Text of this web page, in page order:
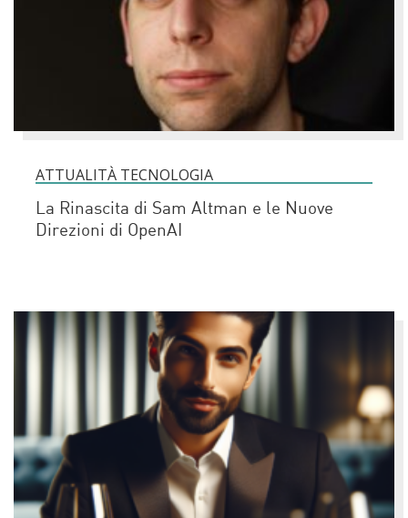
ATTUALITÀ TECNOLOGIA
La Rinascita di Sam Altman e le Nuove
Direzioni di OpenAI